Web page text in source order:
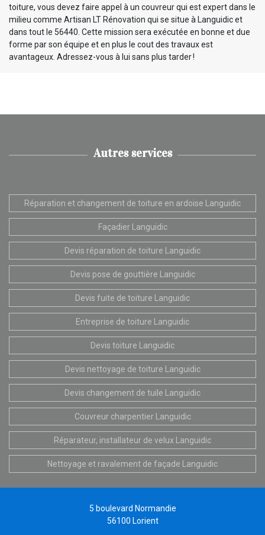
toiture, vous devez faire appel à un couvreur qui est expert dans le
milieu comme Artisan LT Rénovation qui se situe à Languidic et
dans tout le 56440. Cette mission sera exécutée en bonne et due
forme par son équipe et en plus le cout des travaux est
avantageux. Adressez-vous à lui sans plus tarder !
Autres services
Réparation et changement de toiture en ardoise Languidic
Façadier Languidic
Devis réparation de toiture Languidic
Devis pose de gouttière Languidic
Devis fuite de toiture Languidic
Entreprise de toiture Languidic
Devis toiture Languidic
Devis nettoyage de toiture Languidic
Devis changement de tuile Languidic
Couvreur charpentier Languidic
Réparateur, installateur de velux Languidic
Nettoyage et ravalement de façade Languidic
5 boulevard Normandie
56100 Lorient